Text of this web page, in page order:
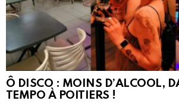
Ô DISCO : MOINS D’ALCOOL,
TEMPO À POITIERS !